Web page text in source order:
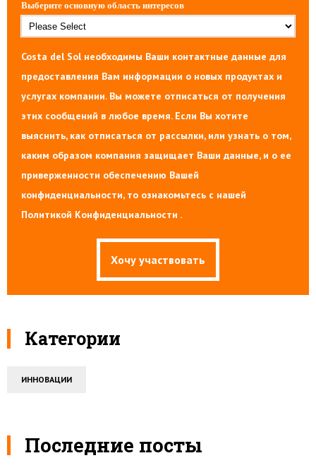
Выберите основную область интересов
Costa del Sol необходимы Ваши контактные данные для
предоставления Вам информации о новых продуктах и
услугах компании. Вы можете отписаться от получения
этих сообщений в любое время. Если Вы хотите
выяснить, как отписаться от рассылки, или узнать о том,
каким образом компания защищает Ваши данные, и о ее
приверженности обеспечению Вашей
конфиденциальности, то ознакомьтесь с нашей
Политикой Конфиденциальности .
Категории
ИННОВАЦИИ
Последние посты